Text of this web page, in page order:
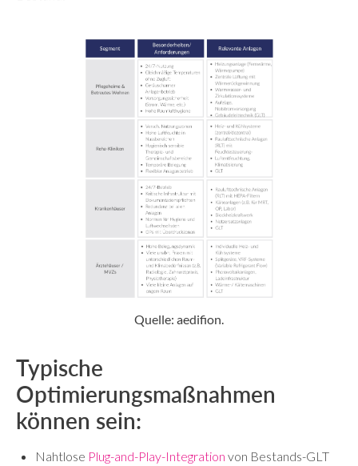
Quelle: aedifion.
Typische
Optimierungsmaßnahmen
können sein:
Nahtlose Plug-and-Play-Integration von Bestands-GLT